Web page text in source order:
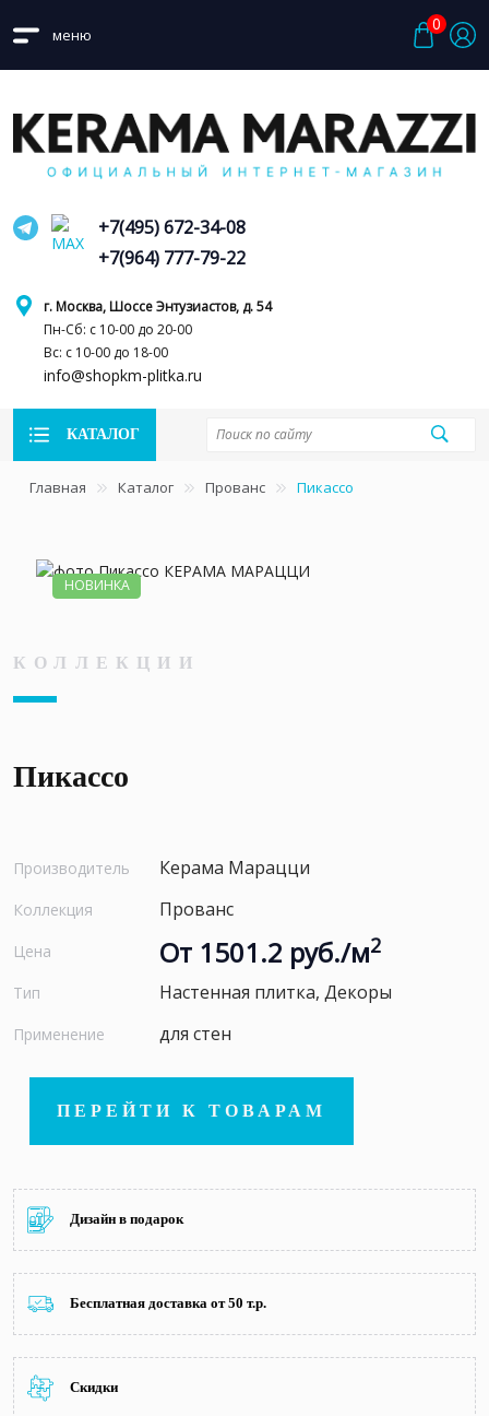
меню
0
г. Москва, Шоссе Энтузиастов, д. 54
Пн-Сб: с 10-00 до 20-00
Вс: с 10-00 до 18-00
info@shopkm-plitka.ru
+7(495) 672-34-08
+7(964) 777-79-22
КАТАЛОГ
Главная Каталог Прованс Пикассо
НОВИНКА
КОЛЛЕКЦИИ
Пикассо
Производитель Керама Марацци
Коллекция Прованс
Цена От 1501.2 руб./м2
Тип Настенная плитка, Декоры
Применение для стен
ПЕРЕЙТИ К ТОВАРАМ
Дизайн в подарок
Бесплатная доставка от 50 т.р.
Скидки